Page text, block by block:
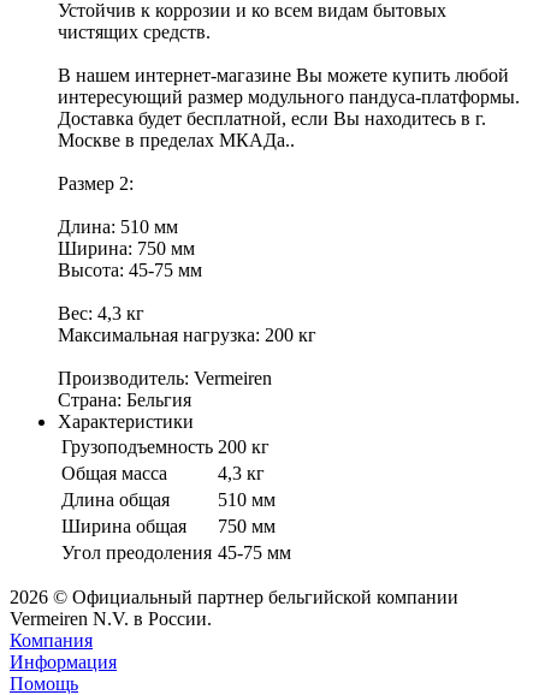
Устойчив к коррозии и ко всем видам бытовых
чистящих средств.
В нашем интернет-магазине Вы можете купить любой
интересующий размер модульного пандуса-платформы.
Доставка будет бесплатной, если Вы находитесь в г.
Москве в пределах МКАДа..
Размер 2:
Длина: 510 мм
Ширина: 750 мм
Высота: 45-75 мм
Вес: 4,3 кг
Максимальная нагрузка: 200 кг
Производитель: Vermeiren
Страна: Бельгия
Характеристики
Грузоподъемность 200 кг
Общая масса
4,3 кг
Длина общая
510 мм
Ширина общая
750 мм
Угол преодоления 45-75 мм
2026 © Официальный партнер бельгийской компании
Vermeiren N.V. в России.
Компания
Информация
Помощь